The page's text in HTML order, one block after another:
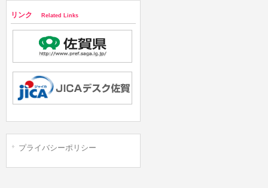
リンク Related Links
プライバシーポリシー